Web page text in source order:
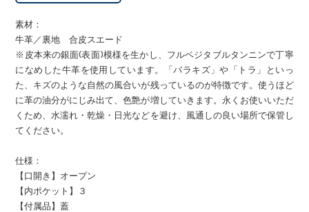
素材：
牛革／裏地 合皮スエード
※皮本来の銀面(表面)模様を生かし、フルベジタブルタンニンで丁寧
になめした牛革を使用しています。「バラキズ」や「トラ」といっ
た、キズのような自然の風合いが残っているのが特徴です。使うほど
に革の油分がにじみ出て、色艶が増していきます。永くお使いいただ
くため、水濡れ・乾燥・日光などを避け、風通しの良い場所で保管し
てください。
仕様：
【口開き】オープン
【内ポケット】３
【付属品】蓋